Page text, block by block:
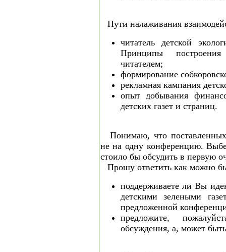
Пути налаживания
читатель детской
Принципы
читателем;
формирование
рекламная кампания
опыт добывания
детских газет и страниц.
Понимаю, что
не на одну конференцию.
стоило бы обсудить в первую
Прошу ответить как можно
поддерживаете ли Вы
детскими зелеными
предложенной
предложите,
обсуждения, а, может